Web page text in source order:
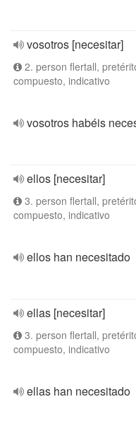
vosotros [necesitar]
2. person flertall,
compuesto, indicativo
vosotros habéis
ellos [necesitar]
3. person flertall,
compuesto, indicativo
ellos han necesitado
ellas [necesitar]
3. person flertall,
compuesto, indicativo
ellas han necesitado